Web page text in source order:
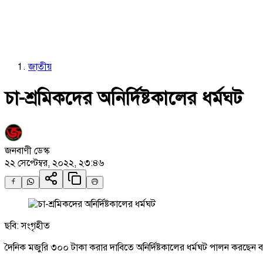
জাতীয়
চা-শ্রমিকদের অনির্দিষ্টকালের ধর্মঘট
জনবাণী ডেস্ক
২২ সেপ্টেম্বর, ২০২২, ২৩:৪৬
ছবি: সংগৃহীত
দৈনিক মজুরি ৩০০ টাকা করার দাবিতে অনির্দিষ্টকালের ধর্মঘট পালন